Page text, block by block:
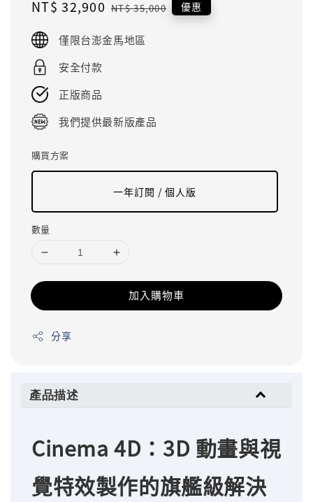
Sale
NT$ 32,900 Regular
NT$ 35,000 優惠
僅限台澎金馬地區
安全付款
正版商品
我們提供最新版產品
購買方案
一年訂閱 / 個人版
數量
加入購物車
分享
產品描述
Cinema 4D：3D 動畫與視
覺特效製作的旗艦級解決